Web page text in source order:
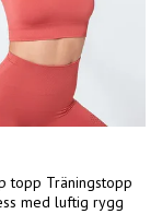
topp Träningstopp
med luftig rygg